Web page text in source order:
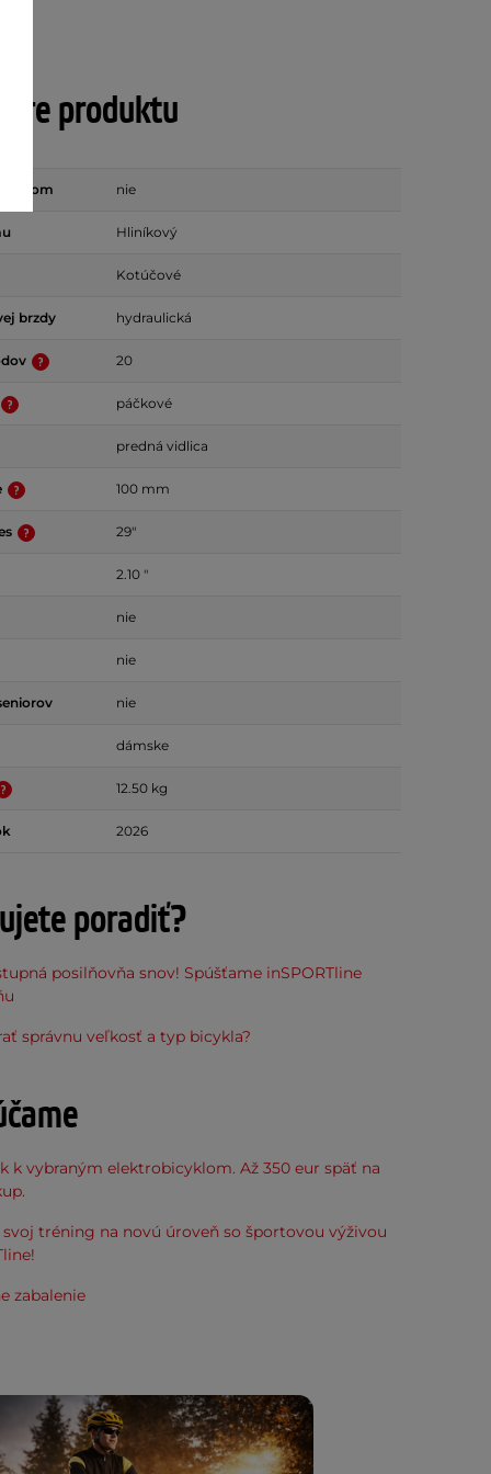
produktu
nie
Hliníkový
Kotúčové
brzdy hydraulická
20
páčkové
predná vidlica
100 mm
29"
2.10 "
nie
nie
nie
dámske
12.50 kg
2026
poradiť?
posilňovňa snov! Spúšťame inSPORTline
správnu veľkosť a typ bicykla?
k vybraným elektrobicyklom. Až 350 eur späť na
tréning na novú úroveň so športovou výživou
zabalenie